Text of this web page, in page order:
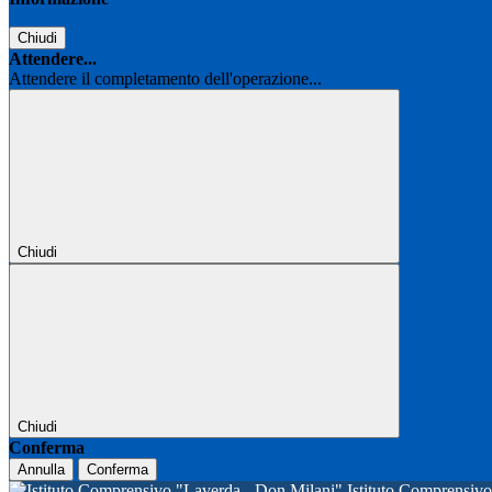
Chiudi
Attendere...
Attendere il completamento dell'operazione...
Chiudi
Chiudi
Conferma
Annulla Conferma